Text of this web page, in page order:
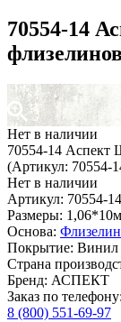
70554-14
Нет в наличии
70554-14 Аспект
(Артикул: 70554-
Нет в наличии
Артикул: 70554-14
Размеры: 1,06*10м
Основа: Флизелин
Покрытие: Винил
Страна
Бренд: АСПЕКТ
Заказ по телефону:
8 (800) 551-69-97